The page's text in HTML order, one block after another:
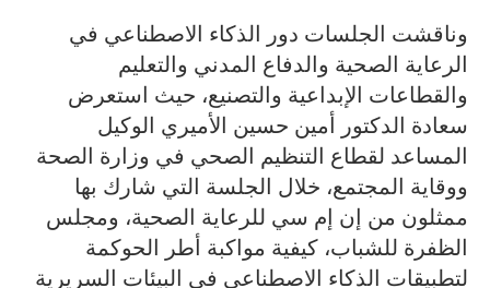
وناقشت الجلسات دور الذكاء الاصطناعي في
الرعاية الصحية والدفاع المدني والتعليم
والقطاعات الإبداعية والتصنيع، حيث استعرض
سعادة الدكتور أمين حسين الأميري الوكيل
المساعد لقطاع التنظيم الصحي في وزارة الصحة
ووقاية المجتمع، خلال الجلسة التي شارك بها
ممثلون من إن إم سي للرعاية الصحية، ومجلس
الظفرة للشباب، كيفية مواكبة أطر الحوكمة
لتطبيقات الذكاء الاصطناعي في البيئات السريرية